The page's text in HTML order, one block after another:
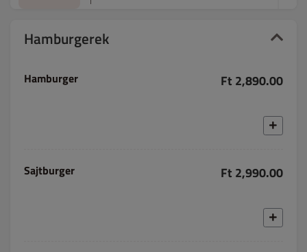
Hamburgerek
Hamburger Ft 2,890.00
Sajtburger Ft 2,990.00